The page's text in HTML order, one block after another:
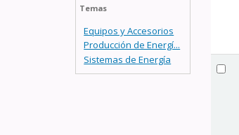
Temas
Equipos y Accesorios
Producción de Energí...
Sistemas de Energía